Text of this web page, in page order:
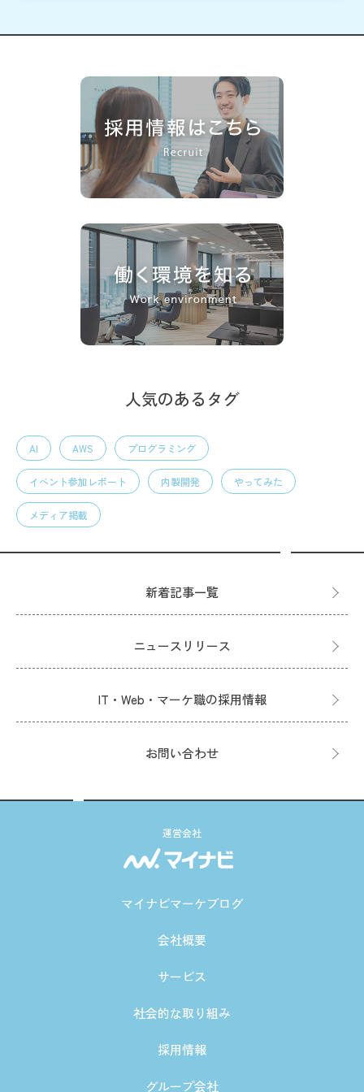
人気のあるタグ
AI AWS プログラミング
イベント参加レポート 内製開発 やってみた
メディア掲載
新着記事一覧
ニュースリリース
IT・Web・マーケ職の採用情報
お問い合わせ
運営会社
マイナビマーケブログ
会社概要
サービス
社会的な取り組み
採用情報
グループ会社